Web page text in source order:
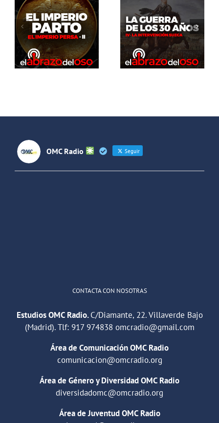
del Oso. La
guerra de
los 30 años:
La
intervención
El Abrazo
del Oso.
Dinosaurios
Live Stream
OMC Radio Seguir
CONTACTA CON NOSOTRAS
Estudios OMC Radio.C/Diamante, 22. Villaverde Bajo
(Madrid). Tlf: 917 974838 omcradio@gmail.com
Área de Comunicación OMC Radio
comunicacion@omcradio.org
Área de Género y Diversidad OMC Radio
diversidadomc@omcradio.org
Área de Juventud OMC Radio